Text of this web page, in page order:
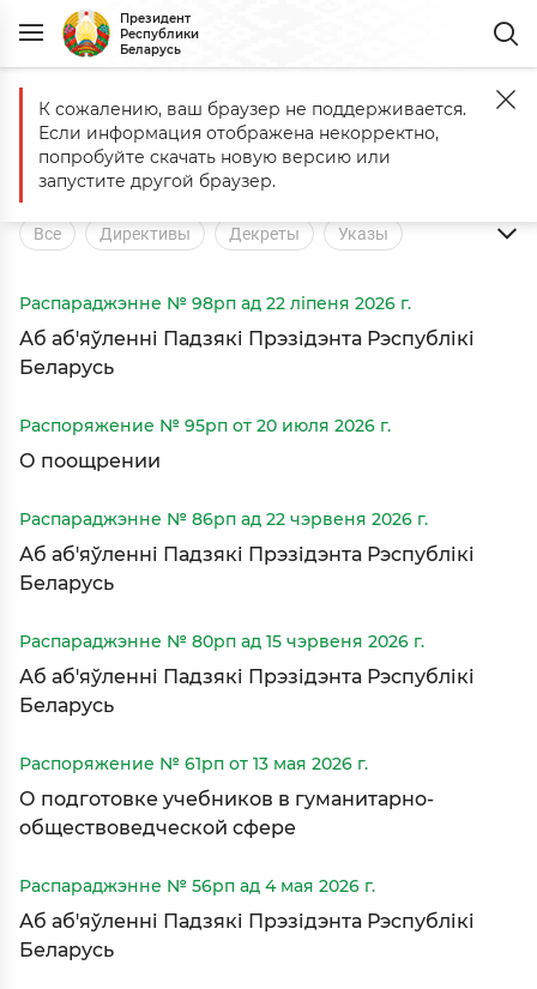
Президент
Республики
Беларусь
Главная Документы Распоряжения
Документы
Все Директивы Декреты Указы
Распараджэнне № 98рп ад 22 ліпеня 2026 г.
Аб аб'яўленні Падзякі Прэзідэнта Рэспублікі
Беларусь
Распоряжение № 95рп от 20 июля 2026 г.
О поощрении
Распараджэнне № 86рп ад 22 чэрвеня 2026 г.
Аб аб'яўленні Падзякі Прэзідэнта Рэспублікі
Беларусь
Распараджэнне № 80рп ад 15 чэрвеня 2026 г.
Аб аб'яўленні Падзякі Прэзідэнта Рэспублікі
Беларусь
Распоряжение № 61рп от 13 мая 2026 г.
О подготовке учебников в гуманитарно-
обществоведческой сфере
Распараджэнне № 56рп ад 4 мая 2026 г.
Аб аб'яўленні Падзякі Прэзідэнта Рэспублікі
Беларусь
К сожалению, ваш браузер не поддерживается.
Если информация отображена некорректно,
попробуйте скачать новую версию или
запустите другой браузер.